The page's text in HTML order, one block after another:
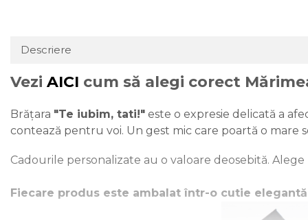
Descriere
Vezi AICI cum să alegi corect
Brățara "Te iubim, tati!" este o expresie delicată a
contează pentru voi. Un gest mic care poartă o
Cadourile personalizate au o valoare deosebită.
Fiecare produs este ambalat într-o cutie